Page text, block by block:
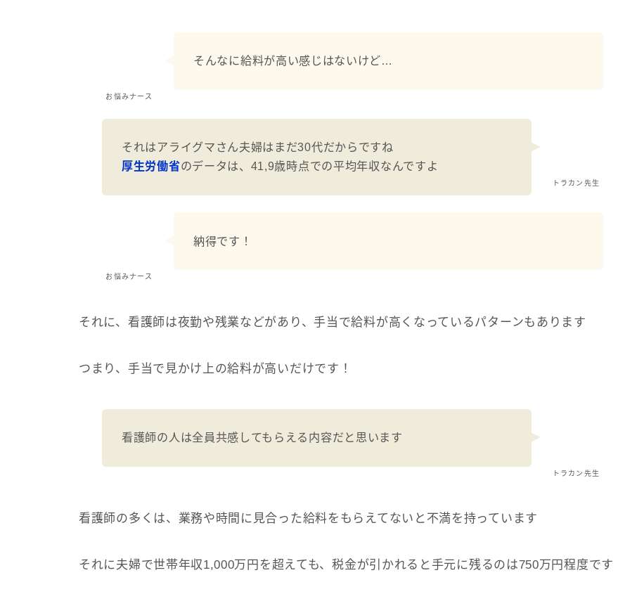
お悩みナース
そんなに給料が高い感じはないけど…
トラカン先生
それはアライグマさん夫婦はまだ30代だからですね
厚生労働省のデータは、41,9歳時点での平均年収なんですよ
お悩みナース
納得です！
それに、看護師は夜勤や残業などがあり、手当で給料が高くなっているパターンもあります
つまり、手当で見かけ上の給料が高いだけです！
トラカン先生
看護師の人は全員共感してもらえる内容だと思います
看護師の多くは、業務や時間に見合った給料をもらえてないと不満を持っています
それに夫婦で世帯年収1,000万円を超えても、税金が引かれると手元に残るのは750万円程度です